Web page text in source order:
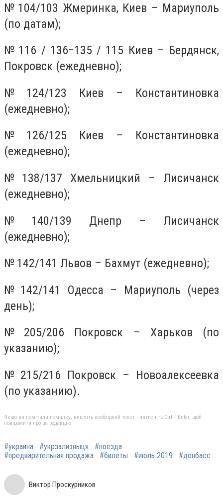
№ 104/103 Жмеринка, Киев – Мариуполь
(по датам);
№ 116 / 136−135 / 115 Киев – Бердянск,
Покровск (ежедневно);
№ 124/123 Киев – Константиновка
(ежедневно);
№ 126/125 Киев – Константиновка
(ежедневно);
№ 138/137 Хмельницкий – Лисичанск
(ежедневно);
№ 140/139 Днепр – Лисичанск
(ежедневно);
№ 142/141 Львов – Бахмут (ежедневно);
№ 142/141 Одесса – Мариуполь (через
день);
№ 205/206 Покровск – Харьков (по
указанию);
№ 215/216 Покровск – Новоалексеевка
(по указанию).
Якщо ви помітили помилку, виділіть необхідний текст і натисніть Ctrl + Enter, щоб
повідомити про це редакцію
#украина #укрзализныця
#поезда
#предварительная продажа
#билеты #июль 2019 #донбасс
Виктор Проскурников